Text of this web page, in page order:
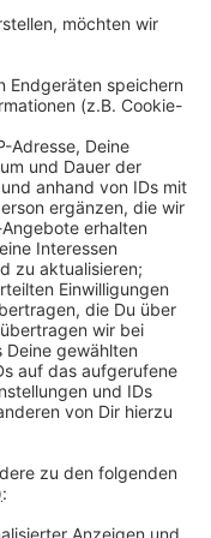
ab 2024
Geld hat
muss er
Zögern dazu
Bedingungen
aber auch eine
ihre
entscheidet
15:10